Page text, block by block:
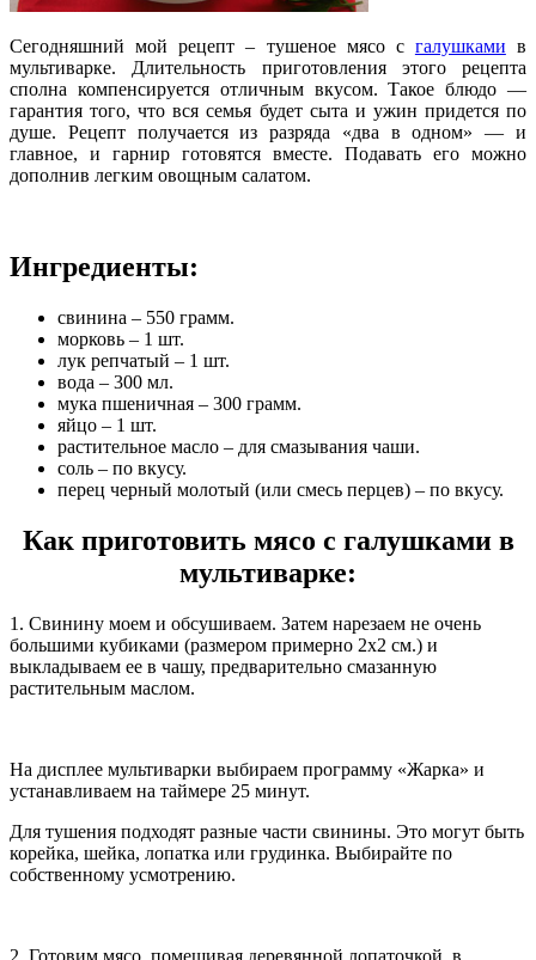
Сегодняшний мой рецепт – тушеное мясо с галушками в
мультиварке. Длительность приготовления этого рецепта
сполна компенсируется отличным вкусом. Такое блюдо —
гарантия того, что вся семья будет сыта и ужин придется по
душе. Рецепт получается из разряда «два в одном» — и
главное, и гарнир готовятся вместе. Подавать его можно
дополнив легким овощным салатом.
Ингредиенты:
свинина – 550 грамм.
морковь – 1 шт.
лук репчатый – 1 шт.
вода – 300 мл.
мука пшеничная – 300 грамм.
яйцо – 1 шт.
растительное масло – для смазывания чаши.
соль – по вкусу.
перец черный молотый (или смесь перцев) – по вкусу.
Как приготовить мясо с галушками в
мультиварке:
1. Свинину моем и обсушиваем. Затем нарезаем не очень
большими кубиками (размером примерно 2х2 см.) и
выкладываем ее в чашу, предварительно смазанную
растительным маслом.
На дисплее мультиварки выбираем программу «Жарка» и
устанавливаем на таймере 25 минут.
Для тушения подходят разные части свинины. Это могут быть
корейка, шейка, лопатка или грудинка. Выбирайте по
собственному усмотрению.
2. Готовим мясо, помешивая деревянной лопаточкой, в